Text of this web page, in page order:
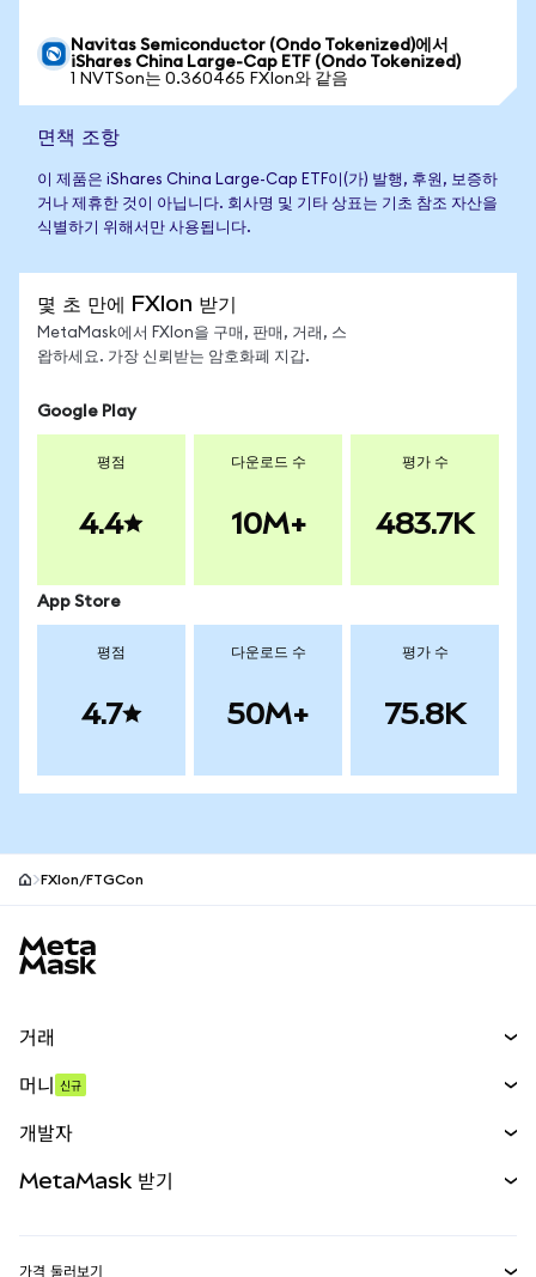
Navitas Semiconductor (Ondo Tokenized)에서
iShares China Large-Cap ETF (Ondo Tokenized)
1 NVTSon는 0.360465 FXIon와 같음
면책 조항
이 제품은 iShares China Large-Cap ETF이(가) 발행, 후원, 보증하
거나 제휴한 것이 아닙니다. 회사명 및 기타 상표는 기초 참조 자산을
식별하기 위해서만 사용됩니다.
몇 초 만에 FXIon 받기
MetaMask에서 FXIon을 구매, 판매, 거래, 스
왑하세요. 가장 신뢰받는 암호화폐 지갑.
Google Play
평점
4.4
다운로드 수
10M+
평가 수
483.7K
App Store
평점
4.7
다운로드 수
50M+
평가 수
75.8K
FXIon/FTGCon
거래
무기한 선물
실물자산
머니 신규
개발자
MetaMask 받기
가격 둘러보기